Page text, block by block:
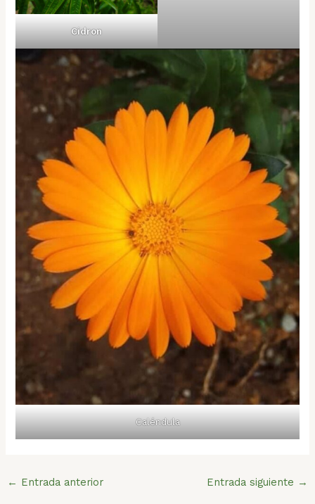
Cidron
Caléndula
← Entrada anterior Entrada siguiente →